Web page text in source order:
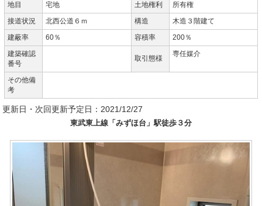
地目 宅地 土地権利
所有権
接道状況
北西公道６ｍ 構造
木造３階建て
建蔽率
60％ 容積率
200％
建築確認
番号
取引態様
専任媒介
その他備
考
更新日・次回更新予定日：2021/12/27
東武東上線「みずほ台」駅徒歩３分